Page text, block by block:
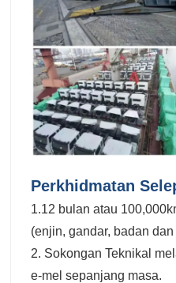
Perkhidmatan
1.12 bulan atau
(enjin, gandar, badan
2. Sokongan Teknikal
e-mel sepanjang masa.